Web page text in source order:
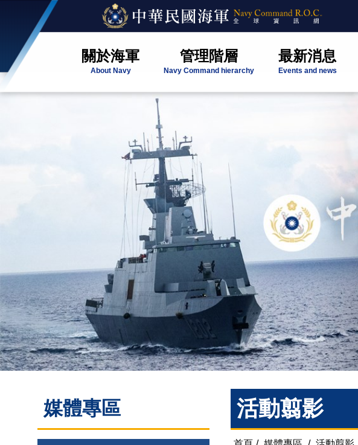
關於海軍
About Navy
管理階層
Navy Command hierarchy
最新消息
Events and news
媒體專區 活動翦影